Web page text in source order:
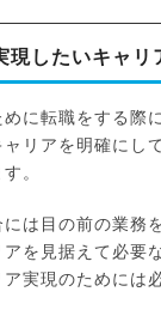
現したいキャリ
に転職をする際
ャリアを明確にし
。
は目の前の業務
を見据えて必要
実現のためには